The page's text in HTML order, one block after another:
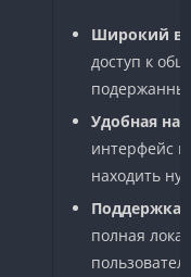
Широкий
доступ к
Удобная
интерфейс
находить
Поддержка
полная